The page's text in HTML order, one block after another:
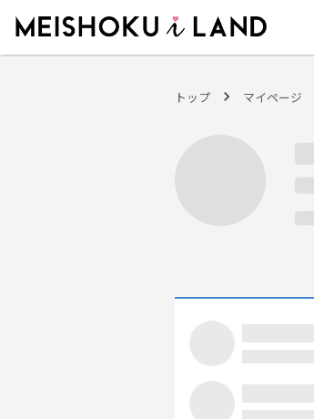
トップ マイページ